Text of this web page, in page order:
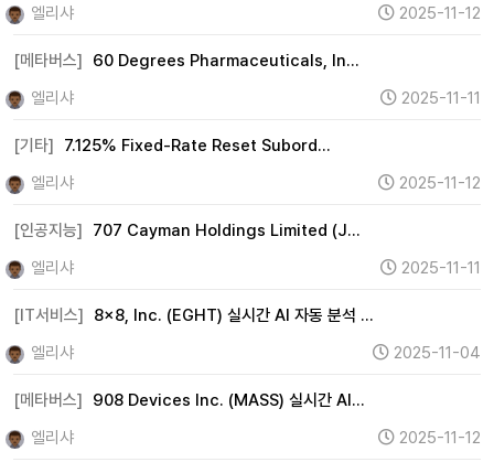
엘리샤
2025-11-12
[메타버스]
60 Degrees Pharmaceuticals, In…
엘리샤
2025-11-11
[기타]
7.125% Fixed-Rate Reset Subord…
엘리샤
2025-11-12
[인공지능]
707 Cayman Holdings Limited (J…
엘리샤
2025-11-11
[IT서비스]
8x8, Inc. (EGHT) 실시간 AI 자동 분석 …
엘리샤
2025-11-04
[메타버스]
908 Devices Inc. (MASS) 실시간 AI…
엘리샤
2025-11-12